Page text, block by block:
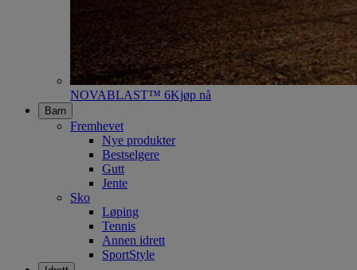
NOVABLAST™ 6Kjøp nå
Barn
Fremhevet
Nye produkter
Bestselgere
Gutt
Jente
Sko
Løping
Tennis
Annen idrett
SportStyle